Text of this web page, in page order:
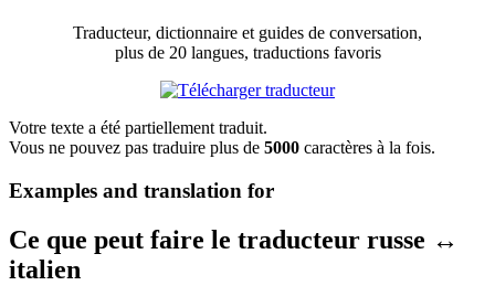
Traducteur, dictionnaire et guides de conversation,
plus de 20 langues, traductions favoris
Votre texte a été partiellement traduit.
Vous ne pouvez pas traduire plus de 5000 caractères à la fois.
Examples and translation for
Ce que peut faire le traducteur russe ↔
italien